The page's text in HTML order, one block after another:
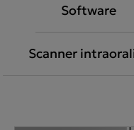
Software
Scanner